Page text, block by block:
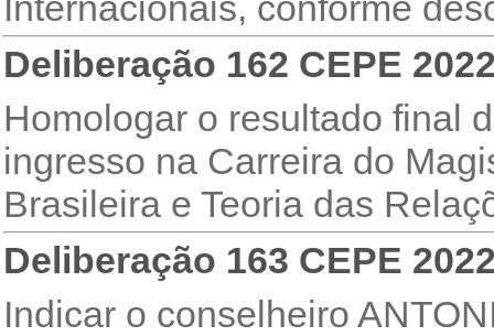
Deliberação 162 CEPE
Homologar o resultado final
ingresso na Carreira do
Brasileira e Teoria das
Deliberação 163 CEPE
Indicar o conselheiro